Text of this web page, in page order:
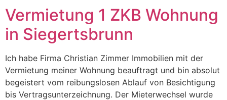
Vermietung 1 ZKB Wohnung
in Siegertsbrunn
Ich habe Firma Christian Zimmer Immobilien mit der
Vermietung meiner Wohnung beauftragt und bin absolut
begeistert vom reibungslosen Ablauf von Besichtigung
bis Vertragsunterzeichnung. Der Mieterwechsel wurde